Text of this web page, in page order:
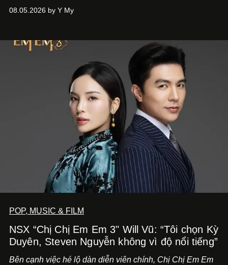
phẩm múa đương đại thành hiện thực, mang tên Lắng
08.05.2026 by Y My
POP, MUSIC & FILM
NSX “Chị Chị Em Em 3" Will Vũ: “Tôi chọn Kỳ
Duyên, Steven Nguyễn không vì độ nổi tiếng”
Bên cạnh việc hé lộ dàn diễn viên chính, Chị Chị Em Em